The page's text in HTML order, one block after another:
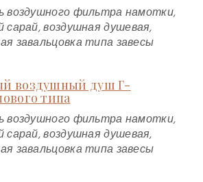
воздушного фильтра намотки,
воздушная душевая,
завальцовка типа завесы
воздушный душ Г-
типа
воздушного фильтра намотки,
воздушная душевая,
завальцовка типа завесы